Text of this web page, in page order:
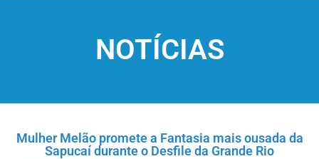
NOTÍCIAS
Mulher Melão promete a Fantasia mais ousada da
Sapucaí durante o Desfile da Grande Rio